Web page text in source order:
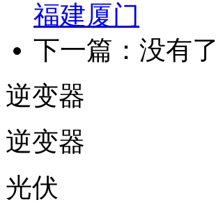
福建厦门
下一篇：没有了
逆变器
逆变器
光伏